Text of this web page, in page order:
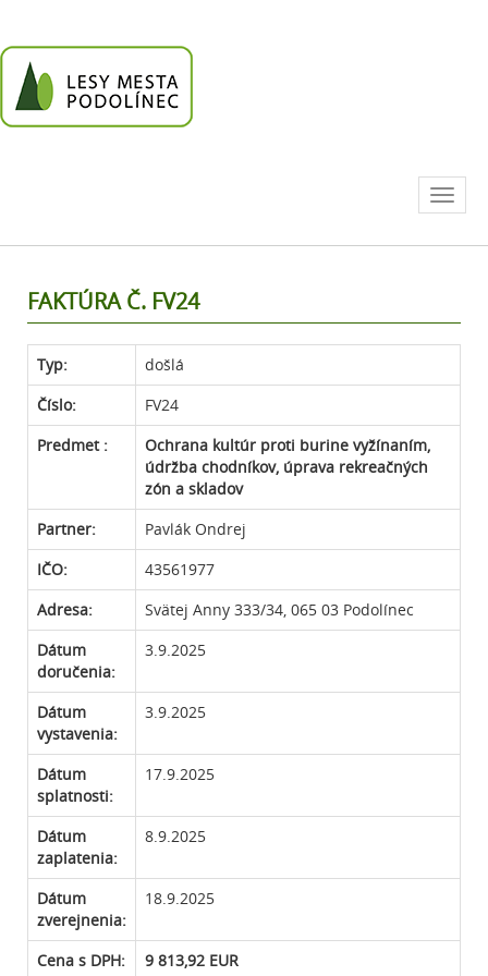
Toggle
FAKTÚRA Č. FV24
Typ:
došlá
Číslo:
FV24
Predmet :
Ochrana kultúr proti burine vyžínaním,
údržba chodníkov, úprava rekreačných
zón a skladov
Partner:
Pavlák Ondrej
IČO:
43561977
Adresa:
Svätej Anny 333/34, 065 03 Podolínec
Dátum
doručenia:
3.9.2025
Dátum
vystavenia:
3.9.2025
Dátum
splatnosti:
17.9.2025
Dátum
zaplatenia:
8.9.2025
Dátum
zverejnenia:
18.9.2025
Cena s DPH: 9 813,92 EUR